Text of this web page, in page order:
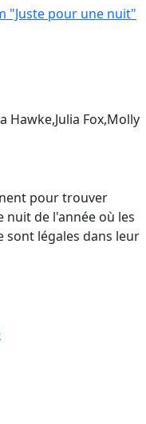
"Juste pour une nuit"
Hawke,Julia Fox,Molly
pour trouver
nuit de l'année où les
sont légales dans leur